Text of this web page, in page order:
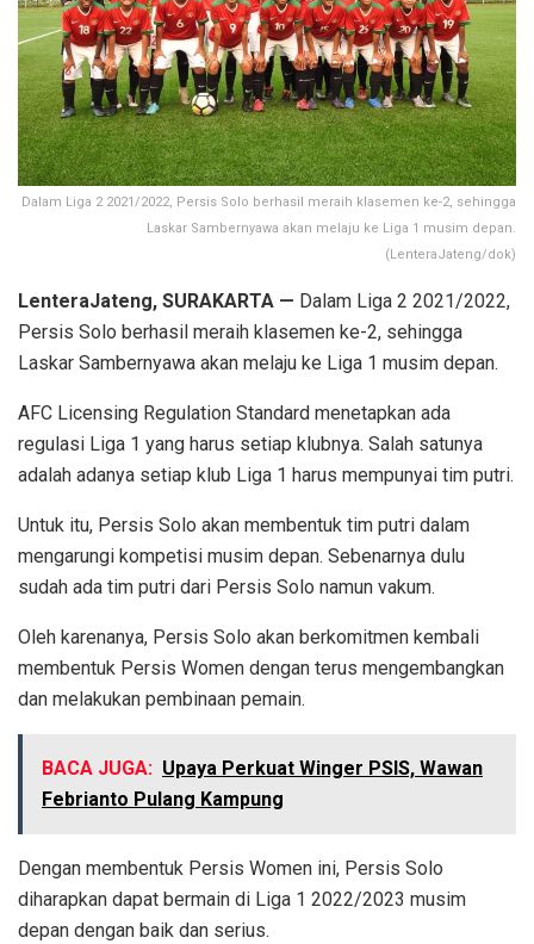
Dalam Liga 2 2021/2022, Persis Solo berhasil meraih klasemen ke-2, sehingga
Laskar Sambernyawa akan melaju ke Liga 1 musim depan.
(LenteraJateng/dok)
LenteraJateng, SURAKARTA — Dalam Liga 2 2021/2022,
Persis Solo berhasil meraih klasemen ke-2, sehingga
Laskar Sambernyawa akan melaju ke Liga 1 musim depan.
AFC Licensing Regulation Standard menetapkan ada
regulasi Liga 1 yang harus setiap klubnya. Salah satunya
adalah adanya setiap klub Liga 1 harus mempunyai tim putri.
Untuk itu, Persis Solo akan membentuk tim putri dalam
mengarungi kompetisi musim depan. Sebenarnya dulu
sudah ada tim putri dari Persis Solo namun vakum.
Oleh karenanya, Persis Solo akan berkomitmen kembali
membentuk Persis Women dengan terus mengembangkan
dan melakukan pembinaan pemain.
BACA JUGA: Upaya Perkuat Winger PSIS, Wawan
Febrianto Pulang Kampung
Dengan membentuk Persis Women ini, Persis Solo
diharapkan dapat bermain di Liga 1 2022/2023 musim
depan dengan baik dan serius.